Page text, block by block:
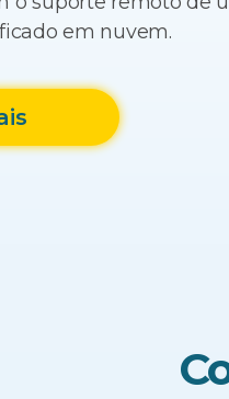
em nuvem.